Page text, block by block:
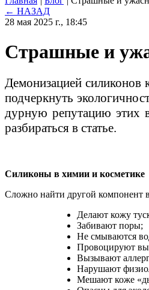
← НАЗАД
28 мая 2025 г., 18:45
Страшные и
Демонизацией силиконов
подчеркнуть
дурную репутацию этих
разбираться в статье.
Силиконы в химии и косметике
Сложно найти другой компонент
Делают кожу
Забивают поры;
Не смываются
Провоцируют
Вызывают
Нарушают
Мешают коже